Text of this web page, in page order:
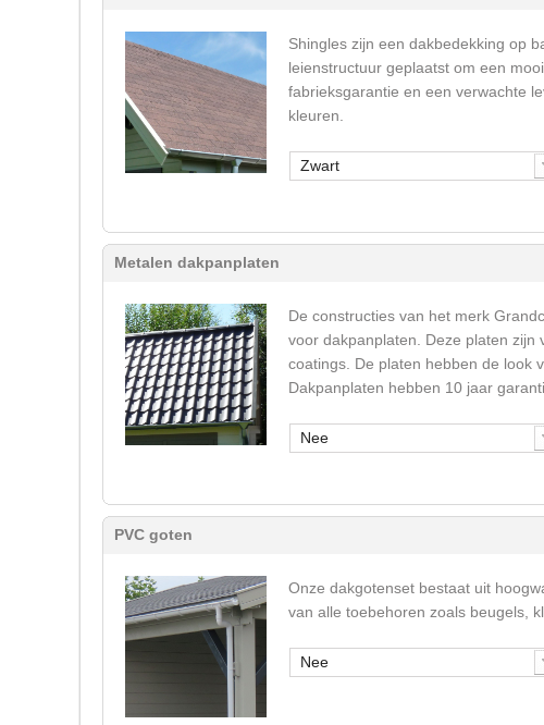
Shingles zijn een dakbedekking op
leienstructuur geplaatst om een
fabrieksgarantie en een verwachte
kleuren.
Zwart
Metalen dakpanplaten
De constructies van het merk
voor dakpanplaten. Deze platen zijn
coatings. De platen hebben de look
Dakpanplaten hebben 10 jaar
Nee
PVC goten
Onze dakgotenset bestaat uit
van alle toebehoren zoals beugels,
Nee